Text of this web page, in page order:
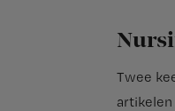
Twee